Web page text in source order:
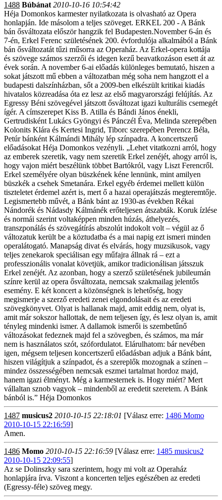
1488 Búbánat 2010-10-16 10:54:42
Héja Domonkos karmester nyilatkozata is olvasható az Opera
honlapján. Ide másolom a teljes szöveget. ERKEL 200 - A Bánk
bán ősváltozata először hangzik fel Budapesten.November 6-án és
7-én, Erkel Ferenc születésének 200. évfordulója alkalmából a Bánk
bán ősváltozatát tűzi műsorra az Operaház. Az Erkel-opera kottája
és szövege számos szerzői és idegen kezű beavatkozáson esett át az
évek során. A november 6-ai előadás különleges bemutató, hiszen a
sokat játszott mű ebben a változatban még soha nem hangzott el a
budapesti dalszínházban, sőt a 2009-ben elkészült kritikai kiadás
hivatalos közreadása óta ez lesz az első magyarországi felújítás. Az
Egressy Béni szövegével játszott ősváltozat igazi kulturális csemegét
ígér. A címszerepet Kiss B. Atilla és Bándi János énekli,
Gertrudisként Lukács Gyöngyi és Pánczél Éva, Melinda szerepében
Kolonits Klára és Kertesi Ingrid, Tiborc szerepében Perencz Béla,
Petúr bánként Kálmándi Mihály lép színpadra. A koncertszerű
előadásokat Héja Domonkos vezényli. „Lehet vitatkozni arról, hogy
az emberek szeretik, vagy nem szeretik Erkel zenéjét, ahogy arról is,
hogy vajon miért beszélünk többet Bartókról, vagy Liszt Ferencről.
Erkel személyére olyan büszkének kéne lennünk, mint amilyen
büszkék a csehek Smetanára. Erkel egyéb érdemei mellett külön
tiszteletet érdemel azért is, mert ő a hazai operajátszás megteremtője.
Legismertebb művét, a Bánk bánt az 1930-as években Rékai
Nándorék és Nádasdy Kálmánék erőteljesen átszabták. Koruk ízlése
és normái szerint voltaképpen minden húzás, áthelyezés,
transzponálás és szövegátírás abszolút indokolt volt – végül az ő
változatuk került be a köztudatba és a mai napig ezt ismeri minden
operalátogató. Manapság divat és elvárás, hogy muzsikusok, vagy
teljes zenekarok speciálisan egy műfajra állnak rá – ezt a
professzionális vonalat követjük, amikor tradicionálisan játsszuk
Erkel zenéjét. Az azonban, hogy a szerző születésének jubileumán
színre kerül az opera ősváltozata, nemcsak szakmailag jelentős
esemény. E két koncert a közönségnek is lehetőség, hogy
megismerje a szerző eredeti zenei elgondolásait és az eredeti
szövegkönyvet. Olyat is hallanak majd, amit eddig nem, olyat is,
amit már sokszor hallottak, de nem teljesen így, és lesz olyan is, amit
tényleg mindenki ismer. A dallamok ismerői is szembetűnő
változásokat fedeznek majd fel a szövegben, és számos, ma már
nem is használatos szót, szófordulatot. Elárulhatom: bár nevében
igen, mégsem teljesen koncertszerű előadásban adjuk a Bánk bánt,
hiszen világítjuk a színpadot, és a szereplők mozognak a színen –
mindez összességében nemcsak eszmei tartalmat hordoz majd,
hanem igazi élményt. Még a karmesternek is. Hogy miért? Mert
vállaltan sznob vagyok – mindenből az eredetit szeretem. A Bánk
bánból is.” Héja Domonkos
1487 musicus2 2010-10-15 22:18:01 [Válasz erre: 1486 Momo
2010-10-15 22:16:59]
Amen.
1486 Momo 2010-10-15 22:16:59 [Válasz erre: 1485 musicus2
2010-10-15 22:09:55]
Az se Dolinszky sara szerintem, hogy mi volt az Operaház
honlapjára írva. Viszont a koncerten teljes egészében az eredeti
(Egressy-féle) szöveg megy.